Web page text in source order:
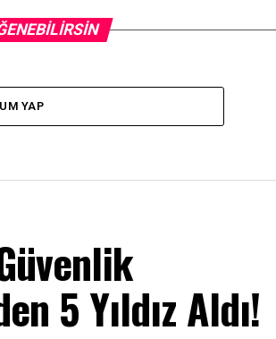
YAP
5 Yıldız Aldı!